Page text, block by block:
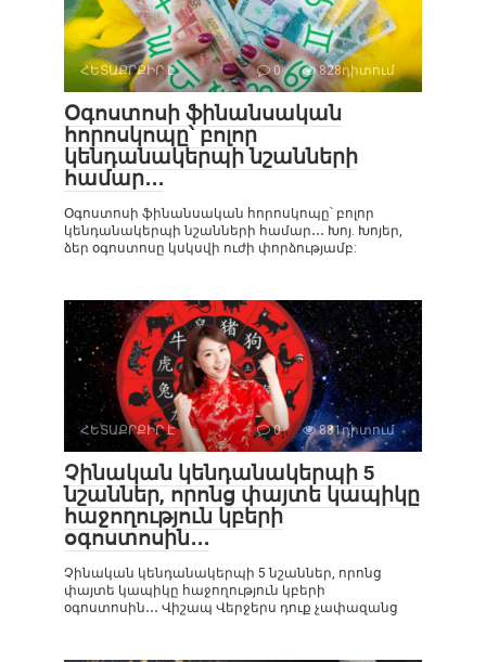
ՀԵՏԱՔՐՔԻՐ Է 0 828դիտում
Օգոստոսի ֆինանսական
հորոսկոպը՝ բոլոր
կենդանակերպի նշանների
համար․․․
Օգոստոսի ֆինանսական հորոսկոպը՝ բոլոր
կենդանակերպի նշանների համար․․․ Խոյ. Խոյեր,
ձեր օգոստոսը կսկսվի ուժի փորձությամբ:
ՀԵՏԱՔՐՔԻՐ Է 0 881դիտում
Չինական կենդանակերպի 5
նշաններ, որոնց փայտե կապիկը
հաջողություն կբերի
օգոստոսին․․․
Չինական կենդանակերպի 5 նշաններ, որոնց
փայտե կապիկը հաջողություն կբերի
օգոստոսին․․․ Վիշապ Վերջերս դուք չափազանց